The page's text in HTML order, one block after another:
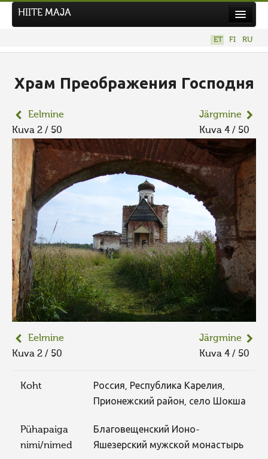
Tööd
Tegutse
Kuvavõistlused
UUS KUVAVÕISTLUS
Hiite kuvavõistlus 2026
VANEMAD KUVAVÕISTLUSED
Kontakt
HIITE MAJA
ET FI RU
Храм Преображения Господня
Eelmine
Kuva 2 / 50
Järgmine
Kuva 4 / 50
Eelmine
Kuva 2 / 50
Järgmine
Kuva 4 / 50
Koht
Россия, Республика Карелия,
Прионежский район, село Шокша
Pühapaiga
nimi/nimed
Благовещенский Ионо-
Яшезерский мужской монастырь